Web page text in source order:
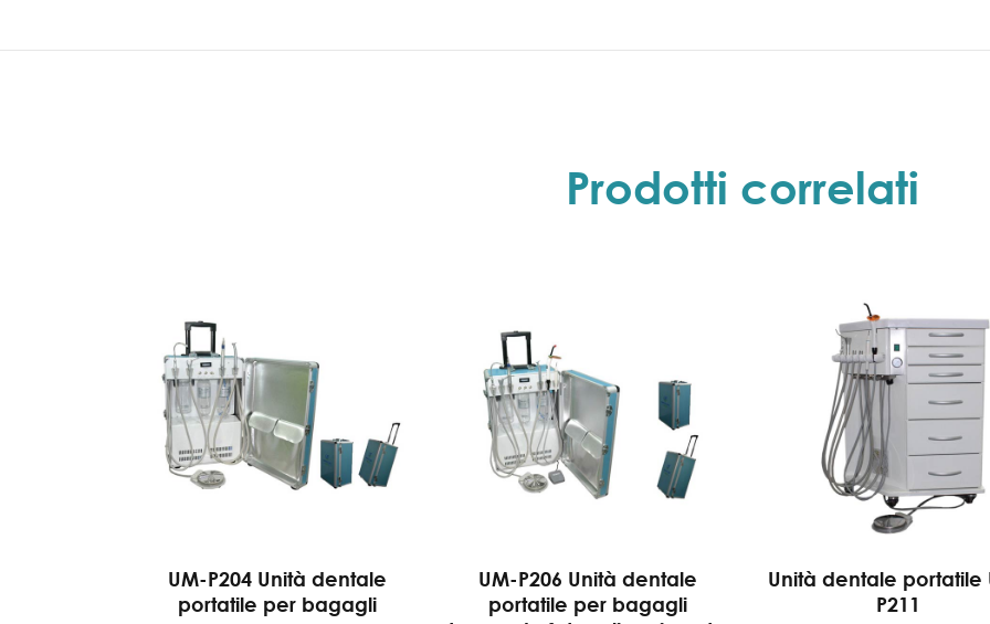
Prodotti correlati
UM-P204 Unità dentale
portatile per bagagli
UM-P206 Unità dentale
portatile per bagagli
Unità dentale portatile
P211